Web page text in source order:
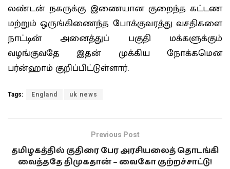
லண்டன் நகருக்கு இணையான குறைந்த கட்டண
மற்றும் ஒருங்கிணைந்த போக்குவரத்து வசதிகளை
நாட்டின் அனைத்துப் பகுதி மக்களுக்கும்
வழங்குவதே இதன் முக்கிய நோக்கமென
பர்ன்ஹாம் குறிப்பிட்டுள்ளார்.
Tags: England uk news
Previous Post
தமிழகத்தில் குதிரை பேர அரசியலைத் தொடங்கி
வைத்ததே திமுகதான் – வைகோ குற்றச்சாட்டு!